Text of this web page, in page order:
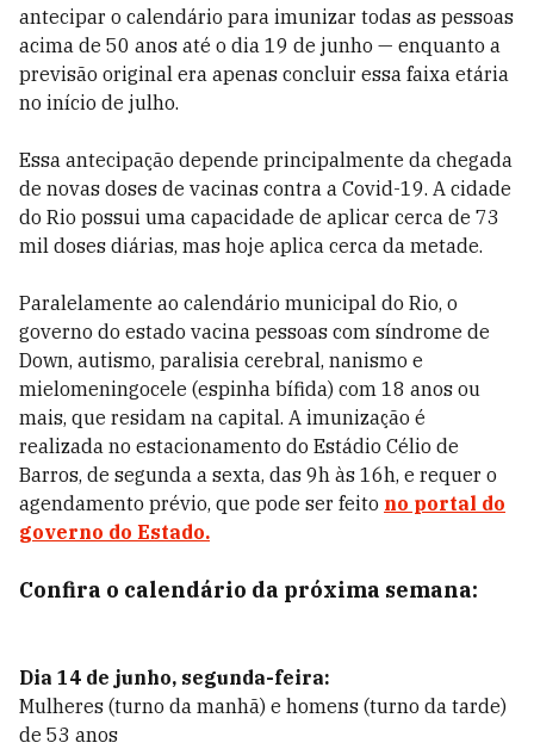
antecipar o calendário para imunizar todas as pessoas
acima de 50 anos até o dia 19 de junho — enquanto a
previsão original era apenas concluir essa faixa etária
no início de julho.
Essa antecipação depende principalmente da chegada
de novas doses de vacinas contra a Covid-19. A cidade
do Rio possui uma capacidade de aplicar cerca de 73
mil doses diárias, mas hoje aplica cerca da metade.
Paralelamente ao calendário municipal do Rio, o
governo do estado vacina pessoas com síndrome de
Down, autismo, paralisia cerebral, nanismo e
mielomeningocele (espinha bífida) com 18 anos ou
mais, que residam na capital. A imunização é
realizada no estacionamento do Estádio Célio de
Barros, de segunda a sexta, das 9h às 16h, e requer o
agendamento prévio, que pode ser feito no portal do
governo do Estado.
Confira o calendário da próxima semana:
Dia 14 de junho, segunda-feira:
Mulheres (turno da manhã) e homens (turno da tarde)
de 53 anos